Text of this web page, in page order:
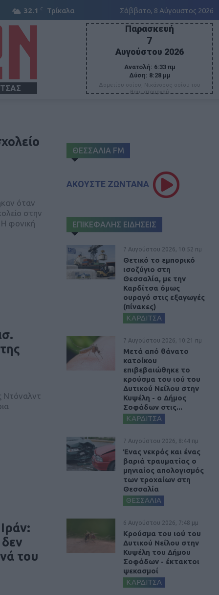
32.1 C Τρίκαλα Σάββατο, 8 Αύγουστος 2026
Παρασκευή
7
Αυγούστου 2026
Ανατολή: 6:33 πμ
Δύση: 8:28 μμ
Δομετίου οσίου, Νικάνορος οσίου του
θαυματουργού
όταν
στην
φονική
Ντόναλντ
του
ΘΕΣΣΑΛΙΑ FM
ΑΚΟΥΣΤΕ ΖΩΝΤΑΝΑ
ΕΠΙΚΕΦΑΛΗΣ ΕΙΔΗΣΕΙΣ
7 Αυγούστου 2026, 10:52 πμ
Θετικό το εμπορικό
ισοζύγιο στη
Θεσσαλία, με την
Καρδίτσα όμως
ουραγό στις εξαγωγές
(πίνακες)
ΚΑΡΔΙΤΣΑ
7 Αυγούστου 2026, 10:21 πμ
Μετά από θάνατο
κατοίκου
επιβεβαιώθηκε το
κρούσμα του ιού του
Δυτικού Νείλου στην
Κυψέλη - ο Δήμος
Σοφάδων στις...
ΚΑΡΔΙΤΣΑ
7 Αυγούστου 2026, 8:44 πμ
Ένας νεκρός και ένας
βαριά τραυματίας ο
μηνιαίος απολογισμός
των τροχαίων στη
Θεσσαλία
ΘΕΣΣΑΛΙΑ
6 Αυγούστου 2026, 7:48 μμ
Κρούσμα του ιού του
Δυτικού Νείλου στην
Κυψέλη του Δήμου
Σοφάδων - έκτακτοι
ψεκασμοί
ΚΑΡΔΙΤΣΑ